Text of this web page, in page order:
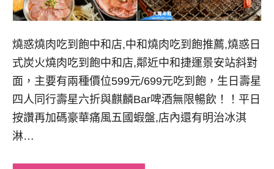
燒惑燒肉吃到飽中和店,中和燒肉吃到飽推薦,燒惑日
式炭火燒肉吃到飽中和店,鄰近中和捷運景安站斜對
面，主要有兩種價位599元/699元吃到飽，生日壽星
四人同行壽星六折與麒麟Bar啤酒無限暢飲！！平日
按讚再加碼豪華痛風五國蝦盤,店內還有明治冰淇
淋…